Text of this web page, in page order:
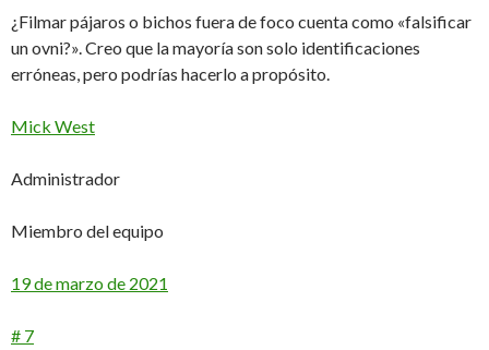
¿Filmar pájaros o bichos fuera de foco cuenta como «falsificar
un ovni?». Creo que la mayoría son solo identificaciones
erróneas, pero podrías hacerlo a propósito.
Mick West
Administrador
Miembro del equipo
19 de marzo de 2021
# 7